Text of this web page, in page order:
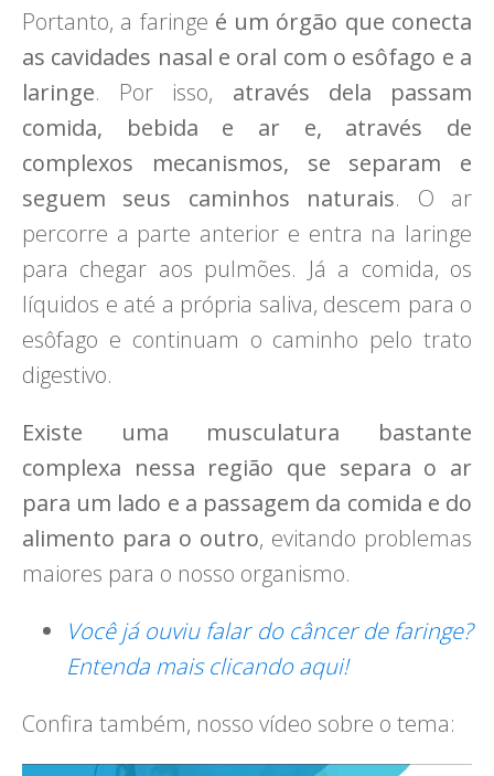
Portanto, a faringe é um órgão que conecta
as cavidades nasal e oral com o esôfago e a
laringe. Por isso, através dela passam
comida, bebida e ar e, através de
complexos mecanismos, se separam e
seguem seus caminhos naturais. O ar
percorre a parte anterior e entra na laringe
para chegar aos pulmões. Já a comida, os
líquidos e até a própria saliva, descem para o
esôfago e continuam o caminho pelo trato
digestivo.
Existe uma musculatura bastante
complexa nessa região que separa o ar
para um lado e a passagem da comida e do
alimento para o outro, evitando problemas
maiores para o nosso organismo.
Você já ouviu falar do câncer de faringe?
Entenda mais clicando aqui!
Confira também, nosso vídeo sobre o tema: